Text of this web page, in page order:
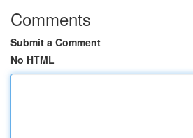
Comments
Submit a Comment
No HTML